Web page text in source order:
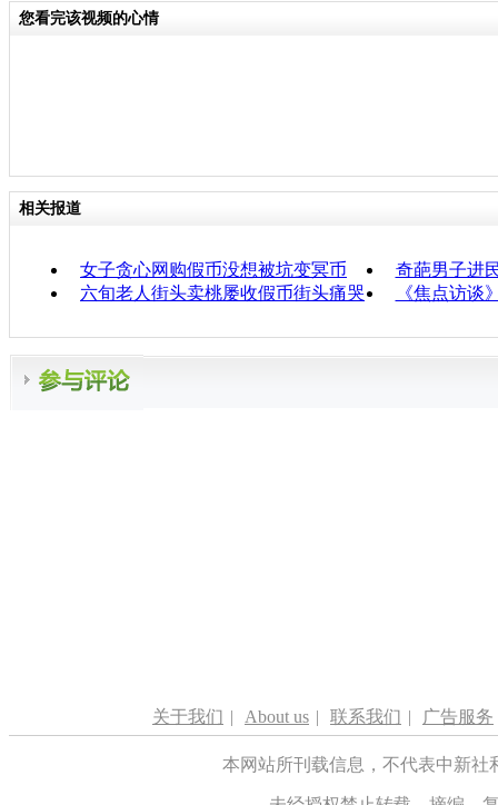
您看完该视频的心情
相关报道
女子贪心网购假币没想被坑变冥币
奇葩男子进
六旬老人街头卖桃屡收假币街头痛哭
《焦点访谈
关于我们 | About us | 联系我们 | 广告服务
本网站所刊载信息，不代表中新